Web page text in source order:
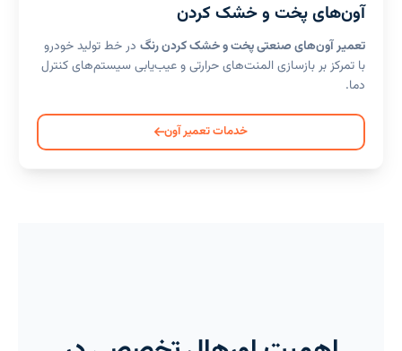
آون‌های پخت و خشک کردن
تعمیر آون‌های صنعتی پخت و خشک کردن رنگ در خط تولید خودرو
با تمرکز بر بازسازی المنت‌های حرارتی و عیب‌یابی سیستم‌های کنترل
دما.
خدمات تعمیر آون